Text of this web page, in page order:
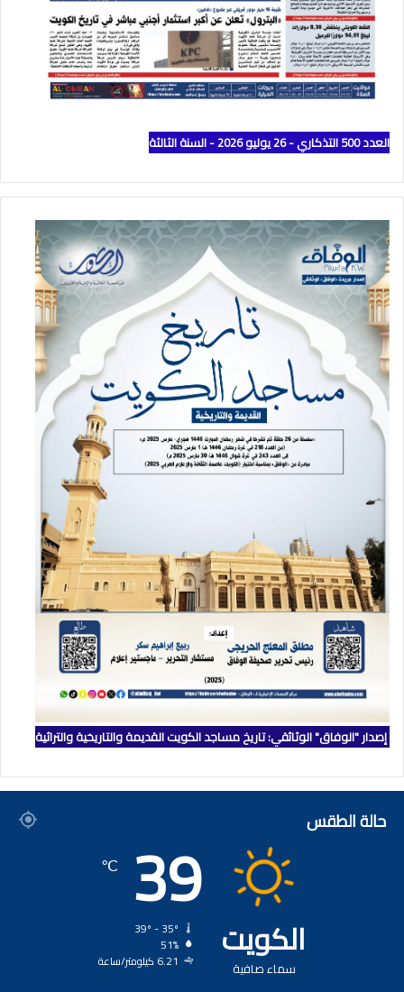
العدد 500 التذكاري - 26 يوليو 2026 - السنة الثالثة
إصدار "الوفاق" الوثائقي: تاريخ مساجد الكويت القديمة والتاريخية والتراثية
حالة الطقس
الكويت
سماء صافية
39
℃
51%
6.21 كيلومتر/ساعة